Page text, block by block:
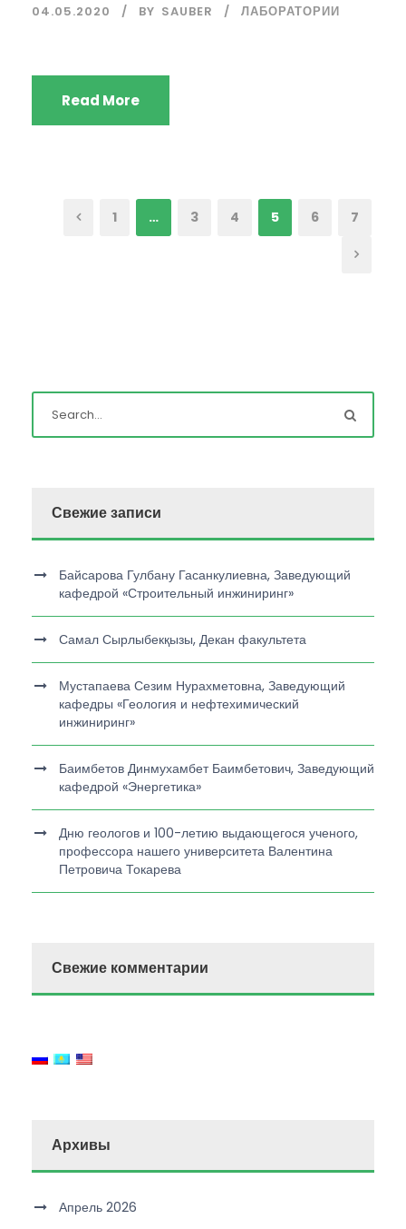
04.05.2020 BY SAUBER ЛАБОРАТОРИИ
Read More
1 … 3 4 5 6 7
Свежие записи
Байсарова Гулбану Гасанкулиевна, Заведующий
кафедрой «Строительный инжиниринг»
Самал Сырлыбекқызы, Декан факультета
Мустапаева Сезим Нурахметовна, Заведующий
кафедры «Геология и нефтехимический
инжиниринг»
Баимбетов Динмухамбет Баимбетович, Заведующий
кафедрой «Энергетика»
Дню геологов и 100-летию выдающегося ученого,
профессора нашего университета Валентина
Петровича Токарева
Свежие комментарии
Архивы
Апрель 2026